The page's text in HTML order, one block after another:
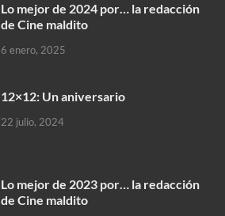
Lo mejor de 2024 por… la redacción
de Cine maldito
6 enero, 2025
12×12: Un aniversario
22 julio, 2024
Lo mejor de 2023 por… la redacción
de Cine maldito